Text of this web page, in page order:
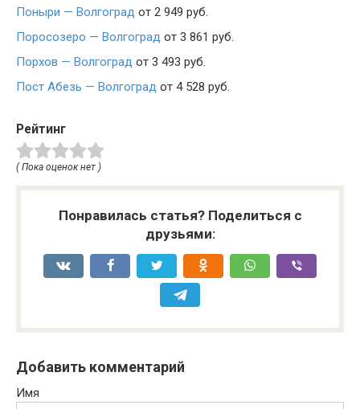
Поныри — Волгоград от 2 949 руб.
Поросозеро — Волгоград от 3 861 руб.
Порхов — Волгоград от 3 493 руб.
Пост Абезь — Волгоград от 4 528 руб.
Рейтинг
( Пока оценок нет )
Понравилась статья? Поделиться с
друзьями:
Добавить комментарий
Имя